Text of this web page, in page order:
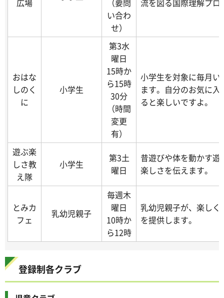
広場
（要問
い合わ
せ）
流を図る国際理解プロ
おはな
しのく
に
小学生
第3水
曜日
15時か
ら15時
30分
（時間
変更
有）
小学生を対象に毎月
ます。自分のお気に
ると楽しいですよ。
遊ぶ楽
しさ教
え隊
小学生
第3土
曜日
昔遊びや体を動かす
楽しさを伝えます。
とみカ
フェ
乳幼児親子
毎週木
曜日
10時か
ら12時
乳幼児親子が、楽し
を提供します。
登録制各クラブ